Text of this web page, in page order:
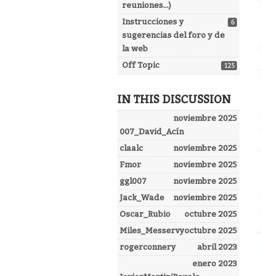
reuniones...)
6
Instrucciones y
sugerencias del foro y de
la web
125
Off Topic
IN THIS DISCUSSION
noviembre 2025
007_David_Acín
noviembre 2025
claalc
noviembre 2025
Fmor
noviembre 2025
ggl007
noviembre 2025
Jack_Wade
octubre 2025
Oscar_Rubio
octubre 2025
Miles_Messervy
abril 2023
rogerconnery
enero 2023